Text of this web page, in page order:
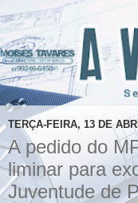
TERÇA-FEIRA, 13 DE
A pedido do
liminar para
Juventude de